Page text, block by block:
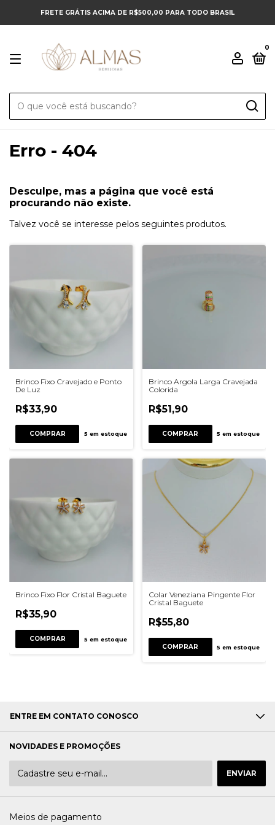
FRETE GRÁTIS ACIMA DE R$500,00 PARA TODO BRASIL
0
Erro - 404
Desculpe, mas a página que você está
procurando não existe.
Talvez você se interesse pelos seguintes produtos.
Brinco Fixo Cravejado e Ponto
De Luz
R$33,90
COMPRAR 5 em estoque
Brinco Argola Larga Cravejada
Colorida
R$51,90
COMPRAR 5 em estoque
Brinco Fixo Flor Cristal Baguete
R$35,90
COMPRAR 5 em estoque
Colar Veneziana Pingente Flor
Cristal Baguete
R$55,80
COMPRAR 5 em estoque
ENTRE EM CONTATO CONOSCO
NOVIDADES E PROMOÇÕES
Meios de pagamento